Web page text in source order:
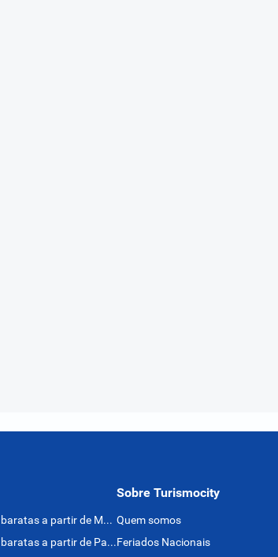
Passagens Aéreas baratas a partir de México
Passagens Aéreas baratas a partir de Panamá
Sobre Turismocity
Quem somos
Feriados Nacionais